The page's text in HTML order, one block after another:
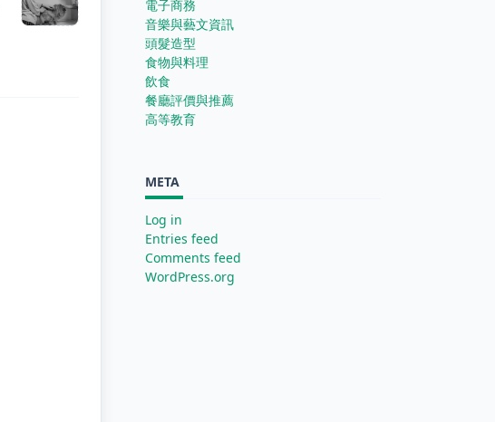
電子商務
音樂與藝文資訊
頭髮造型
食物與料理
飲食
餐廳評價與推薦
高等教育
META
Log in
Entries feed
Comments feed
WordPress.org